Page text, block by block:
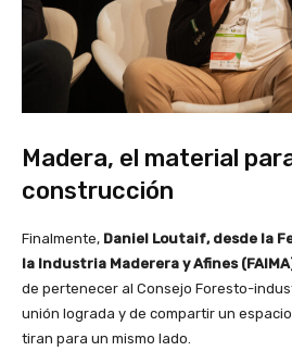
Madera, el material
construcción
Finalmente, Daniel Loutaif, desde la
la Industria Maderera y Afines
de pertenecer al Consejo Foresto-
unión lograda y de compartir un
tiran para un mismo lado.